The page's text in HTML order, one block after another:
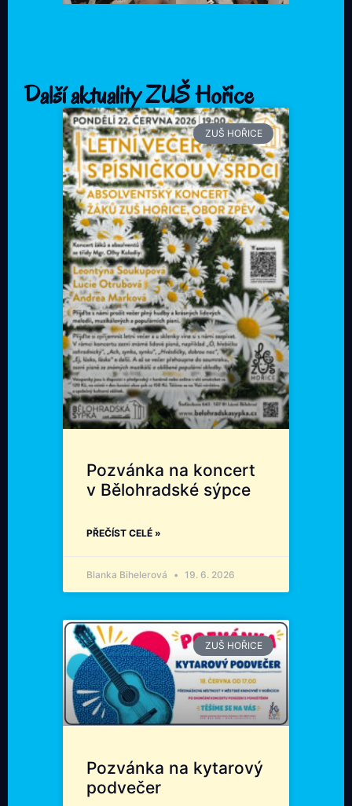
Další aktuality ZUŠ Hořice
ZUŠ HOŘICE
Pozvánka na koncert
v Bělohradské sýpce
PŘEČÍST CELÉ »
Blanka Bihelerová 19. 6. 2026
ZUŠ HOŘICE
Pozvánka na kytarový
podvečer